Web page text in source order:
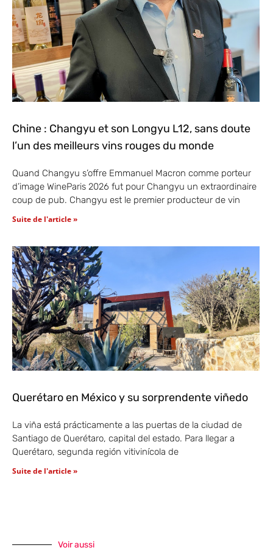
Chine : Changyu et son Longyu L12, sans doute
l’un des meilleurs vins rouges du monde
Quand Changyu s’offre Emmanuel Macron comme porteur
d’image WineParis 2026 fut pour Changyu un extraordinaire
coup de pub. Changyu est le premier producteur de vin
Suite de l'article »
Querétaro en México y su sorprendente viñedo
La viña está prácticamente a las puertas de la ciudad de
Santiago de Querétaro, capital del estado. Para llegar a
Querétaro, segunda región vitivinícola de
Suite de l'article »
Voir aussi